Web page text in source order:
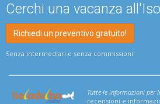
Cerchi una vacanza
Richiedi un preventivo gratuito!
Senza intermediari e senza commissioni!
Tutte le informazioni per
recensioni e